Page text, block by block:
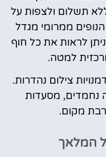
תשלום ולצפות על
ממרומי מגדל
לראות את כל חוף
למטה.
צילום נהדרות.
נחמדים, מסעדות
מקום.
המלאך